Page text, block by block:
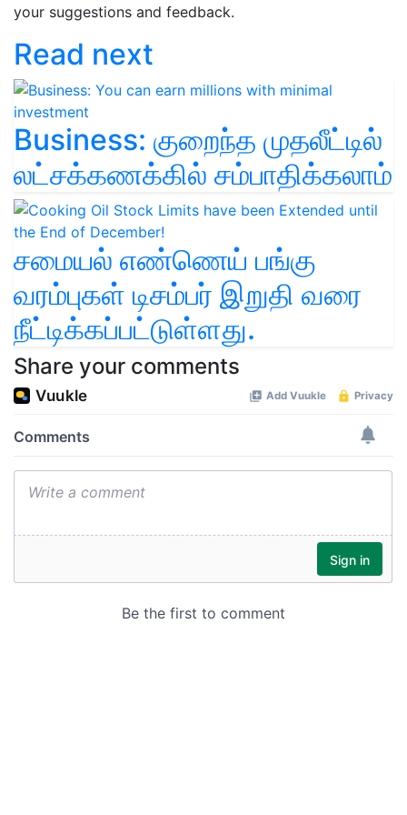
your suggestions and feedback.
Read next
Business: குறைந்த முதலீட்டில்
லட்சக்கணக்கில் சம்பாதிக்கலாம்
சமையல் எண்ணெய் பங்கு
வரம்புகள் டிசம்பர் இறுதி வரை
நீட்டிக்கப்பட்டுள்ளது.
Share your comments